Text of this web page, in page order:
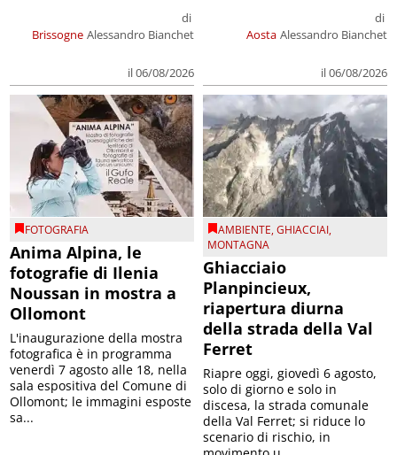
Brissogne
di
Alessandro Bianchet
il 06/08/2026
Aosta
di
Alessandro Bianchet
il 06/08/2026
FOTOGRAFIA
Anima Alpina, le
fotografie di Ilenia
Noussan in mostra a
Ollomont
L'inaugurazione della mostra
fotografica è in programma
venerdì 7 agosto alle 18, nella
sala espositiva del Comune di
Ollomont; le immagini esposte
sa...
AMBIENTE,GHIACCIAI,
MONTAGNA
Ghiacciaio
Planpincieux,
riapertura diurna
della strada della Val
Ferret
Riapre oggi, giovedì 6 agosto,
solo di giorno e solo in
discesa, la strada comunale
della Val Ferret; si riduce lo
scenario di rischio, in